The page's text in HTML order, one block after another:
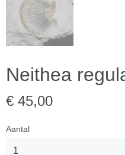
Neithea
€ 45,00
Aantal